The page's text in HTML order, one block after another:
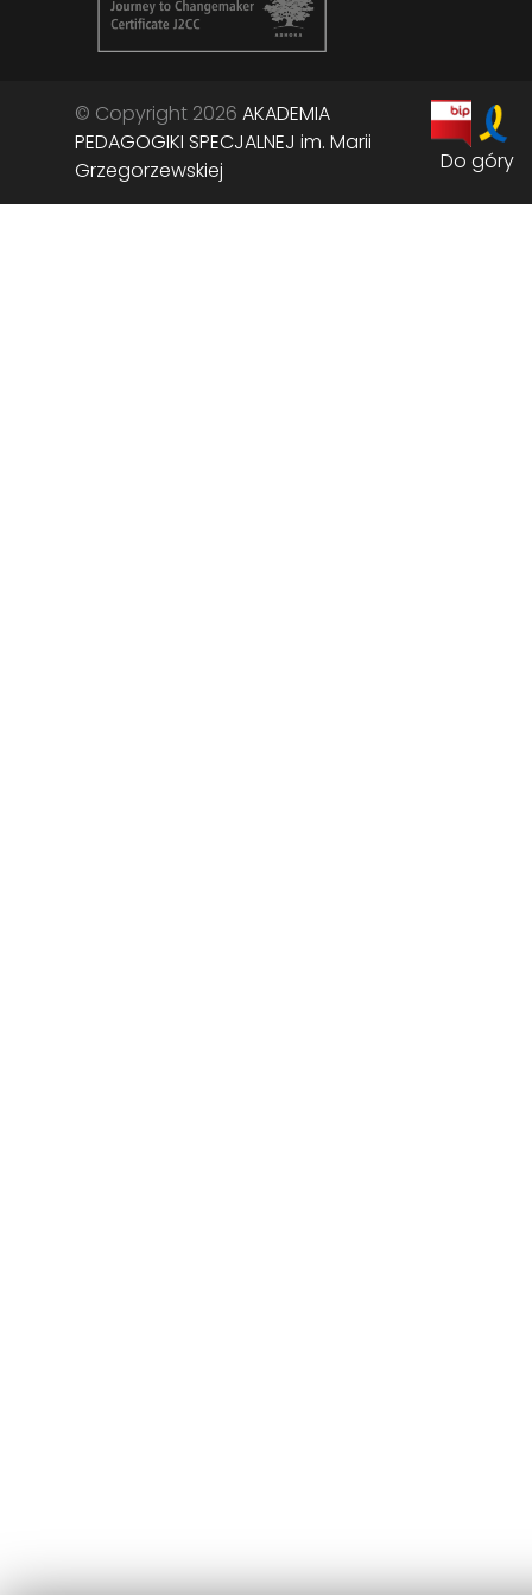
© Copyright 2026 AKADEMIA
PEDAGOGIKI SPECJALNEJ im. Marii
Grzegorzewskiej
Do góry